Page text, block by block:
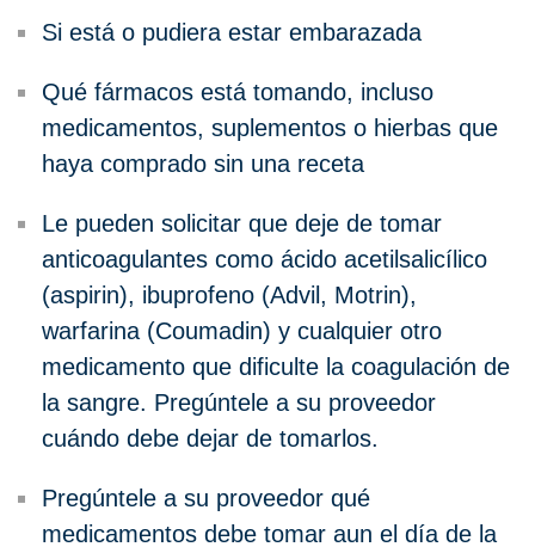
Si está o pudiera estar embarazada
Qué fármacos está tomando, incluso
medicamentos, suplementos o hierbas que
haya comprado sin una receta
Le pueden solicitar que deje de tomar
anticoagulantes como ácido acetilsalicílico
(aspirin), ibuprofeno (Advil, Motrin),
warfarina (Coumadin) y cualquier otro
medicamento que dificulte la coagulación de
la sangre. Pregúntele a su proveedor
cuándo debe dejar de tomarlos.
Pregúntele a su proveedor qué
medicamentos debe tomar aun el día de la